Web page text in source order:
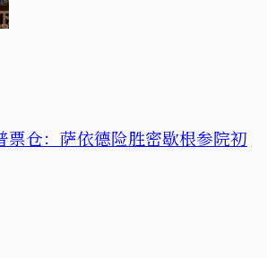
票仓：萨依德险胜密歇根参院初